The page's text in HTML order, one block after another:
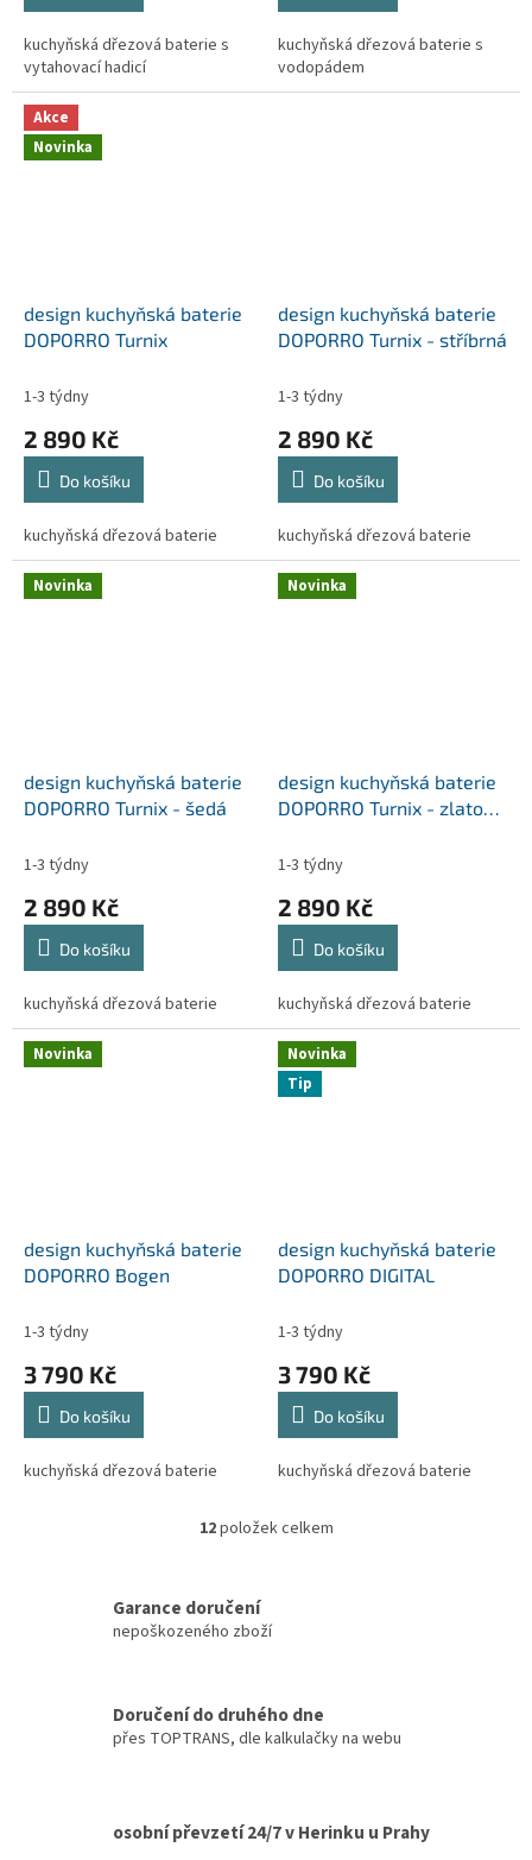
kuchyňská dřezová baterie s
vytahovací hadicí
kuchyňská dřezová baterie s
vodopádem
Akce
Novinka
design kuchyňská baterie
DOPORRO Turnix
1-3 týdny
2 890 Kč
Do košíku
kuchyňská dřezová baterie
design kuchyňská baterie
DOPORRO Turnix - stříbrná
1-3 týdny
2 890 Kč
Do košíku
kuchyňská dřezová baterie
Novinka
design kuchyňská baterie
DOPORRO Turnix - šedá
1-3 týdny
2 890 Kč
Do košíku
kuchyňská dřezová baterie
Novinka
design kuchyňská baterie
DOPORRO Turnix - zlato
1-3 týdny
2 890 Kč
Do košíku
kuchyňská dřezová baterie
Novinka
design kuchyňská baterie
DOPORRO Bogen
1-3 týdny
3 790 Kč
Do košíku
kuchyňská dřezová baterie
Novinka
Tip
design kuchyňská baterie
DOPORRO DIGITAL
1-3 týdny
3 790 Kč
Do košíku
kuchyňská dřezová baterie
O
d
p
r
v
12položek celkem
Garance doručení
nepoškozeného zboží
Doručení do druhého dne
přes TOPTRANS, dle kalkulačky na webu
osobní převzetí 24/7 v Herinku u Prahy